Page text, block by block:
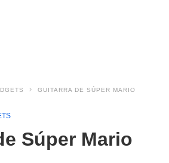
GUITARRA DE SÚPER MARIO
Súper Mario